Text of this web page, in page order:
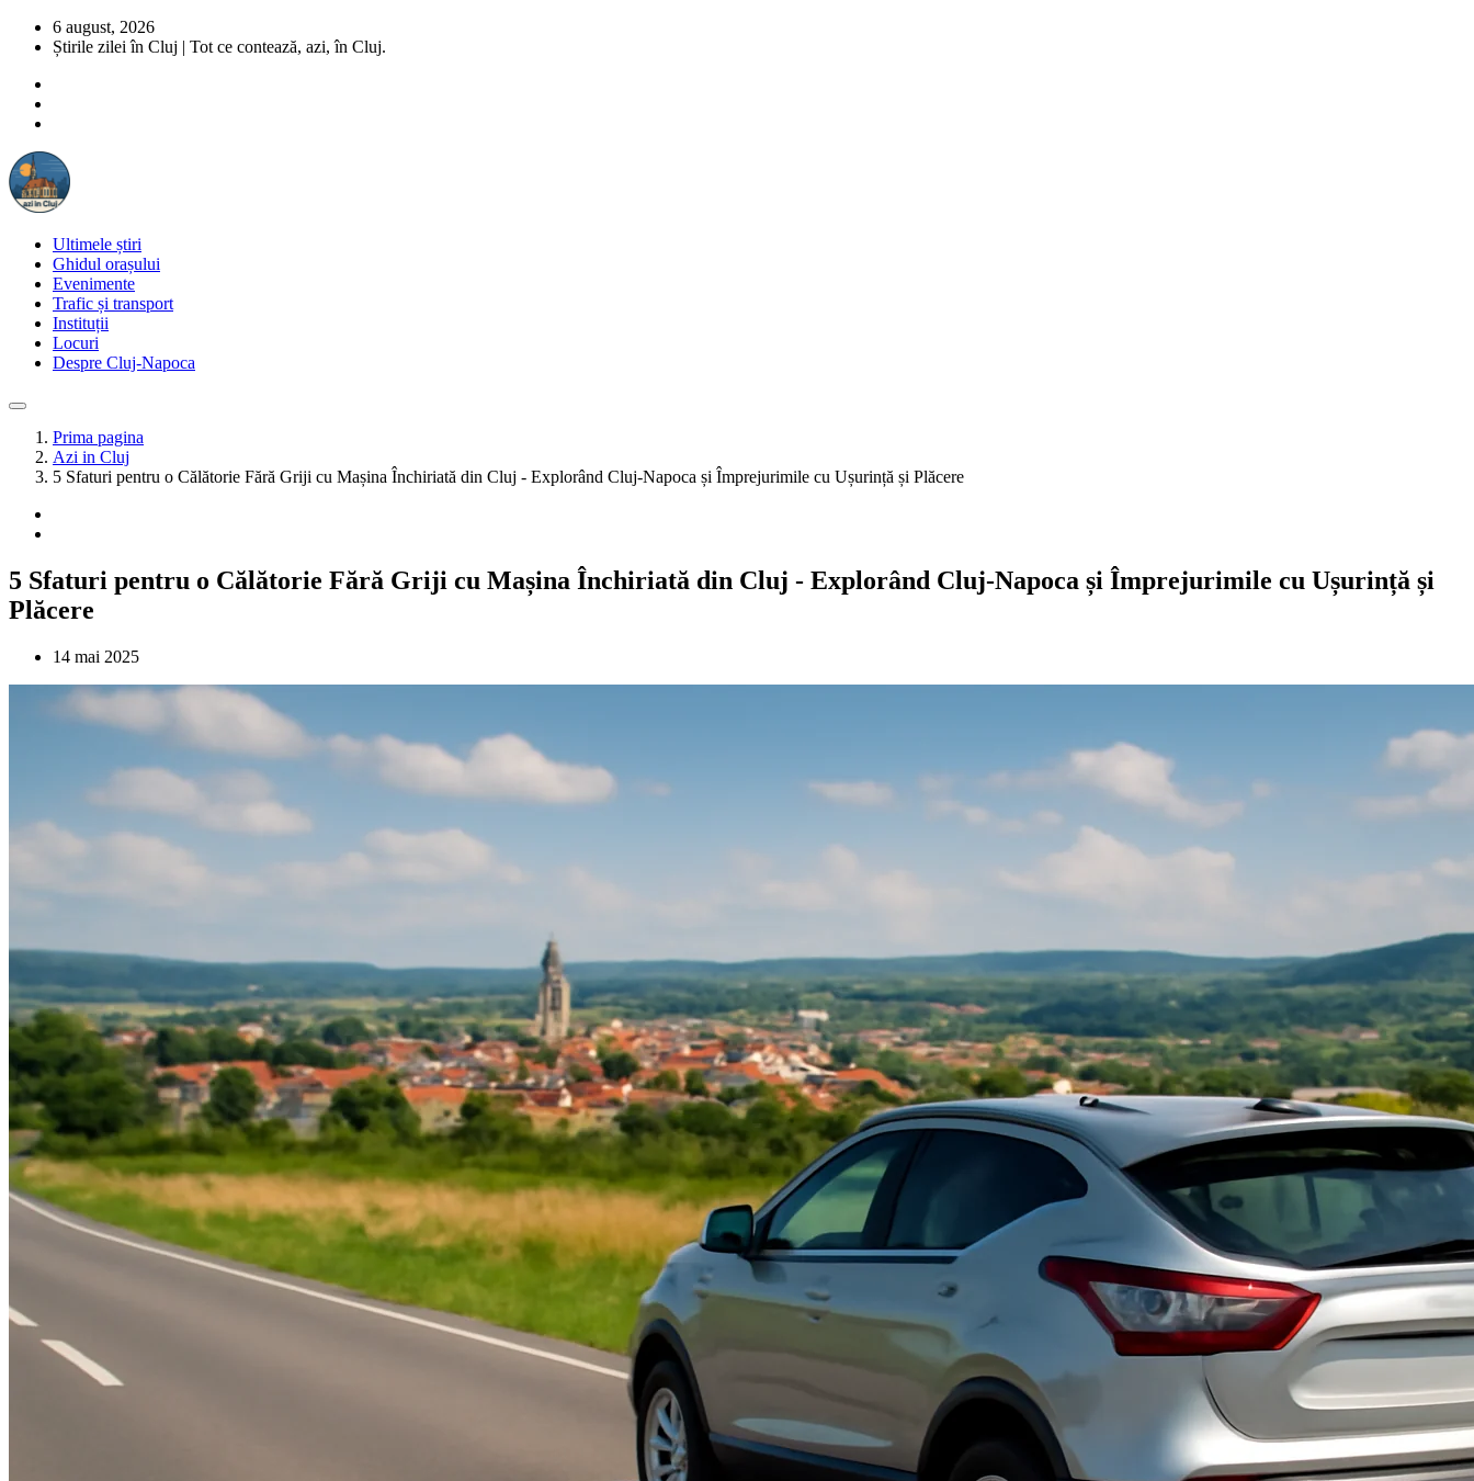
6 august, 2026
Știrile zilei în Cluj | Tot ce contează, azi, în Cluj.
Ultimele știri
Ghidul orașului
Evenimente
Trafic și transport
Instituții
Locuri
Despre Cluj-Napoca
Prima pagina
Azi in Cluj
5 Sfaturi pentru o Călătorie Fără Griji cu Mașina Închiriată din Cluj - Explorând Cluj-Napoca și Împrejurimile cu Ușurință și Plăcere
5 Sfaturi pentru o Călătorie Fără Griji cu Mașina Închiriată din Cluj - Explorând Cluj-Napoca și Împrejurimile cu Ușurință și
Plăcere
14 mai 2025